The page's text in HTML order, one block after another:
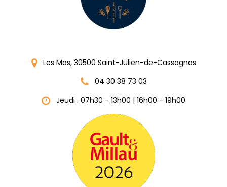
Les Mas, 30500 Saint-Julien-de-Cassagnas
04 30 38 73 03
Jeudi : 07h30 - 13h00 | 16h00 - 19h00